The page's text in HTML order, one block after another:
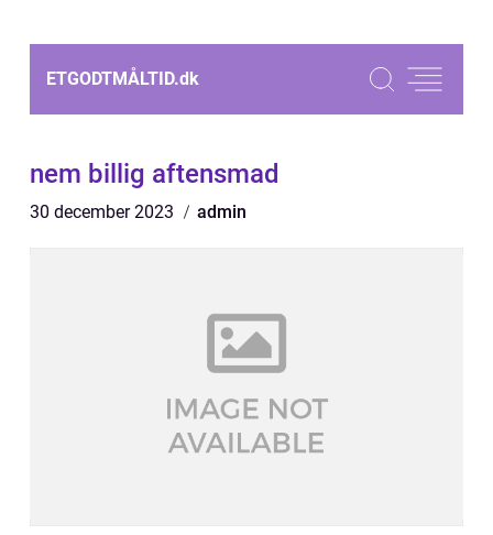
ETGODTMÅLTID.dk
nem billig aftensmad
30 december 2023 admin